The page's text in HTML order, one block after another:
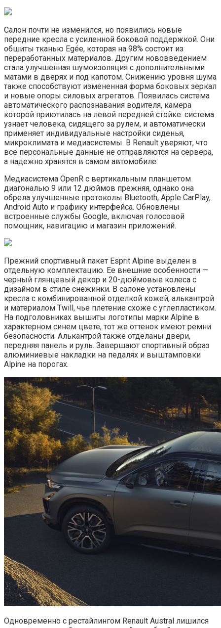
Салон почти не изменился, но появились новые
передние кресла с усиленной боковой поддержкой. Они
обшиты тканью Egée, которая на 98% состоит из
переработанных материалов. Другим нововведением
стала улучшенная шумоизоляция с дополнительными
матами в дверях и под капотом. Снижению уровня шума
также способствуют измененная форма боковых зеркал
и новые опоры силовых агрегатов. Появилась система
автоматического распознавания водителя, камера
которой приютилась на левой передней стойке: система
узнает человека, сидящего за рулем, и автоматически
применяет индивидуальные настройки сиденья,
микроклимата и медиасистемы. В Renault уверяют, что
все персональные данные не отправляются на сервера,
а надежно хранятся в самом автомобиле.
Медиасистема OpenR с вертикальным планшетом
диагональю 9 или 12 дюймов прежняя, однако она
обрела улучшенные протоколы Bluetooth, Apple CarPlay,
Android Auto и графику интерфейса. Обновлены
встроенные службы Google, включая голосовой
помощник, навигацию и магазин приложений.
Прежний спортивный пакет Esprit Alpine выделен в
отдельную комплектацию. Ее внешние особенности —
черный глянцевый декор и 20-дюймовые колеса с
дизайном в стиле снежинки. В салоне установлены
кресла с комбинированной отделкой кожей, алькантрой
и материалом Twill, чье плетение схоже с углепластиком.
На подголовниках вышиты логотипы марки Alpine в
характерном синем цвете, тот же оттенок имеют ремни
безопасности. Алькантрой также отделаны двери,
передняя панель и руль. Завершают спортивный образ
алюминиевые накладки на педалях и выштамповки
Alpine на порогах.
Одновременно с рестайлингом Renault Austral лишился